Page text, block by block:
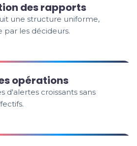
des rapports
une structure uniforme,
par les décideurs.
opérations
d'alertes croissants sans